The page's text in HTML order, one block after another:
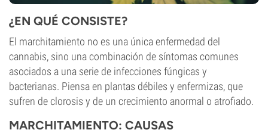
¿EN QUÉ CONSISTE?
El marchitamiento no es una única enfermedad del
cannabis, sino una combinación de síntomas comunes
asociados a una serie de infecciones fúngicas y
bacterianas. Piensa en plantas débiles y enfermizas, que
sufren de clorosis y de un crecimiento anormal o atrofiado.
MARCHITAMIENTO: CAUSAS